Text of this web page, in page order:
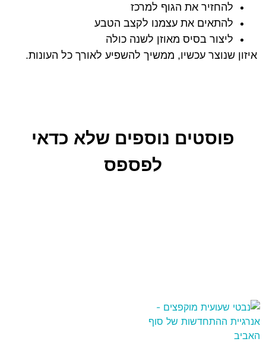
להחזיר את הגוף למרכז
להתאים את עצמנו לקצב הטבע
ליצור בסיס מאוזן לשנה כולה
איזון שנוצר עכשיו, ממשיך להשפיע לאורך כל העונות.
פוסטים נוספים שלא כדאי
לפספס